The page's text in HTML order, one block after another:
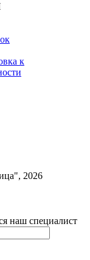
к
2026
наш специалист